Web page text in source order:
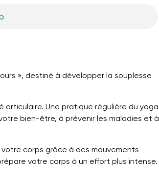
», destiné à développer la souplesse
Une pratique régulière du yoga
bien-être, à prévenir les maladies et à
corps grâce à des mouvements
votre corps à un effort plus intense.